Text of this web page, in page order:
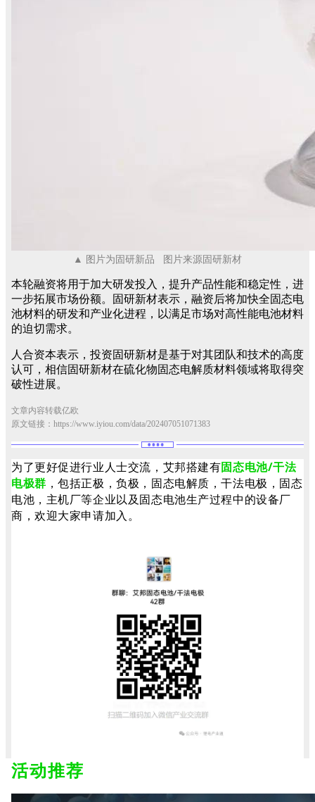
▲ 图片为固研新品 图片来源固研新材
本轮融资将用于加大研发投入，提升产品性能和稳定性，进
一步拓展市场份额。固研新材表示，融资后将加快全固态电
池材料的研发和产业化进程，以满足市场对高性能电池材料
的迫切需求。
人合资本表示，投资固研新材是基于对其团队和技术的高度
认可，相信固研新材在硫化物固态电解质材料领域将取得突
破性进展。
文章内容转载亿欧
原文链接：https://www.iyiou.com/data/202407051071383
为了更好促进行业人士交流，艾邦搭建有固态电池/干法
电极群 ，包括正极，负极，固态电解质，干法电极，固态
电池，主机厂等企业以及固态电池生产过程中的设备厂
商，欢迎大家申请加入。
活动推荐